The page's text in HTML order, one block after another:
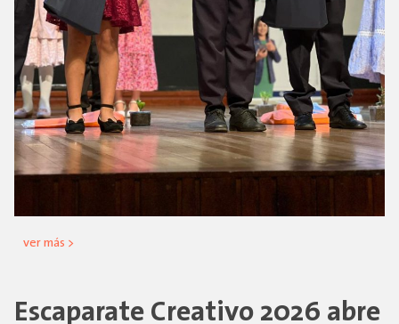
ver más >
Escaparate Creativo 2026 abre